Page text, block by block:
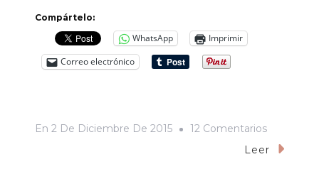
Compártelo:
WhatsApp
Imprimir
Correo electrónico
En 2 De Diciembre De 2015 12 ComentariosEn
“Eres
Leer